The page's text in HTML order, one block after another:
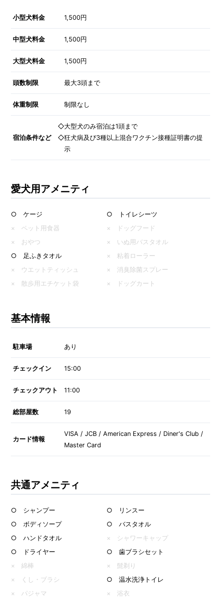
小型犬料金 1,500円
中型犬料金 1,500円
大型犬料金 1,500円
頭数制限 最大3頭まで
体重制限 制限なし
宿泊条件など
◇大型犬のみ宿泊は1頭まで
◇狂犬病及び3種以上混合ワクチン接種証明書の提
示
愛犬用アメニティ
○ ケージ
○ トイレシーツ
× ペット用食器
× ドッグフード
× おやつ
× いぬ用バスタオル
○ 足ふきタオル
× 粘着ローラー
× ウエットティッシュ
× 消臭除菌スプレー
× 散歩用エチケット袋
× ドッグカート
基本情報
駐車場 あり
チェックイン 15:00
チェックアウト 11:00
総部屋数 19
カード情報
VISA / JCB / American Express / Diner's Club /
Master Card
共通アメニティ
○ シャンプー
○ リンスー
○ ボディソープ
○ バスタオル
○ ハンドタオル
× シャワーキャップ
○ ドライヤー
○ 歯ブラシセット
× 綿棒
× 髭剃り
× くし・ブラシ
○ 温水洗浄トイレ
× パジャマ
× 浴衣